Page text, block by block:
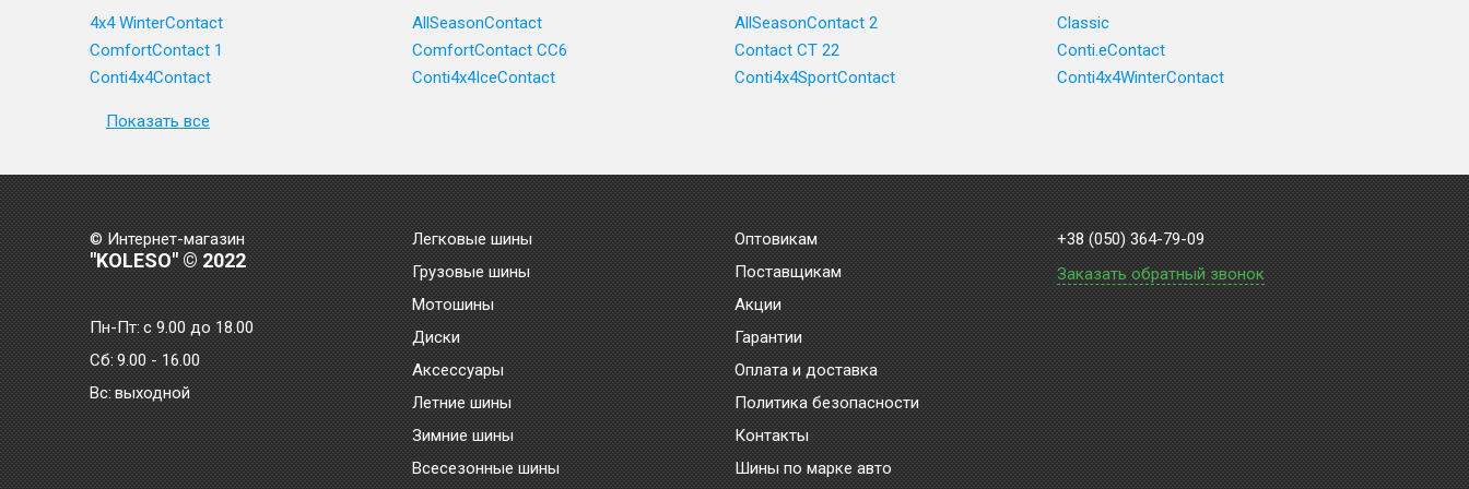
4x4 WinterContact AllSeasonContact AllSeasonContact 2
Classic
ComfortContact 1
ComfortContact CC6 Contact CT 22
Conti.eContact
Conti4x4Contact
Conti4x4IceContact Conti4x4SportContact Conti4x4WinterContact
Показать все
© Интернет-магазин
"KOLESO" © 2022
Пн-Пт:с 9.00 до 18.00
Сб: 9.00 - 16.00
Bc: выходной
Легковые шины
Грузовые шины
Мотошины
Диски
Аксессуары
Летние шины
Зимние шины
Всесезонные шины
Оптовикам
Поставщикам
Акции
Гарантии
Оплата и доставка
Политика безопасности
Контакты
Шины по марке авто
+38 (050) 364-79-09
Заказать обратный звонок